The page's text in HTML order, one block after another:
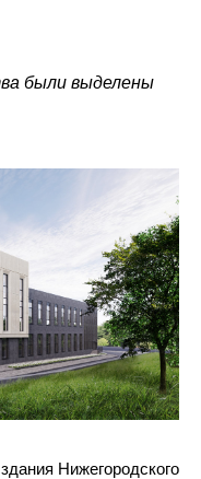
были выделены
Нижегородского